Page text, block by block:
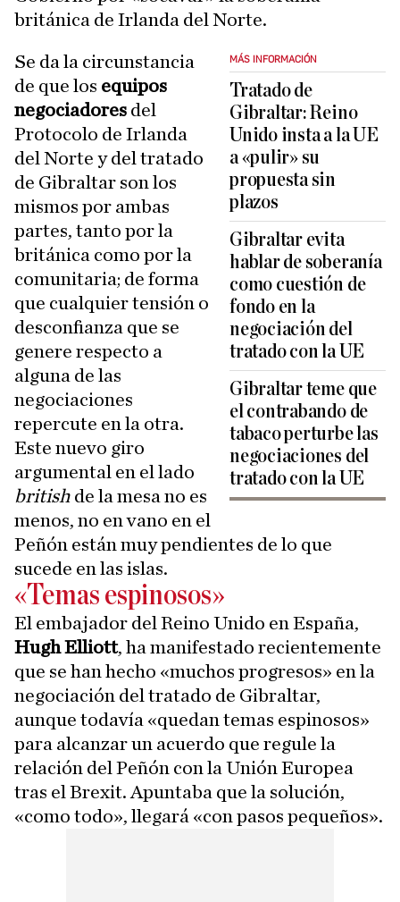
británica de Irlanda del Norte.
MÁS INFORMACIÓN
Tratado de
Gibraltar: Reino
Unido insta a la UE
a «pulir» su
propuesta sin
plazos
Gibraltar evita
hablar de soberanía
como cuestión de
fondo en la
negociación del
tratado con la UE
Gibraltar teme que
el contrabando de
tabaco perturbe las
negociaciones del
tratado con la UE
Se da la circunstancia
de que los equipos
negociadores del
Protocolo de Irlanda
del Norte y del tratado
de Gibraltar son los
mismos por ambas
partes, tanto por la
británica como por la
comunitaria; de forma
que cualquier tensión o
desconfianza que se
genere respecto a
alguna de las
negociaciones
repercute en la otra.
Este nuevo giro
argumental en el lado
british de la mesa no es
menos, no en vano en el
Peñón están muy pendientes de lo que
sucede en las islas.
«Temas espinosos»
El embajador del Reino Unido en España,
Hugh Elliott, ha manifestado recientemente
que se han hecho «muchos progresos» en la
negociación del tratado de Gibraltar,
aunque todavía «quedan temas espinosos»
para alcanzar un acuerdo que regule la
relación del Peñón con la Unión Europea
tras el Brexit. Apuntaba que la solución,
«como todo», llegará «con pasos pequeños».